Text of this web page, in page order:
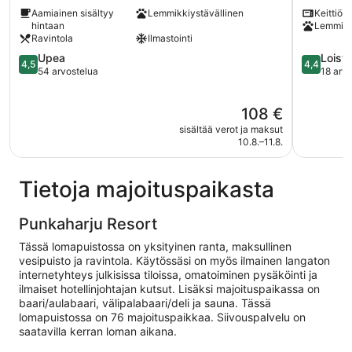
Aamiainen sisältyy
hintaan
Lemmikkiystävällinen
Ravintola Ilmastointi
4.5
kautta
4,5 Upea
54 arvostelua
Hinta
on
108 €
108 €
sisältää verot ja maksut
10.8.–11.8.
Keittiö
4.4
kautta
4,4
18
Tietoja majoituspaikasta
Punkaharju Resort
Tässä lomapuistossa on yksityinen ranta, maksullinen
vesipuisto ja ravintola. Käytössäsi on myös ilmainen langaton
internetyhteys julkisissa tiloissa, omatoiminen pysäköinti ja
ilmaiset hotellinjohtajan kutsut. Lisäksi majoituspaikassa on
baari/aulabaari, välipalabaari/deli ja sauna. Tässä
lomapuistossa on 76 majoituspaikkaa. Siivouspalvelu on
saatavilla kerran loman aikana.